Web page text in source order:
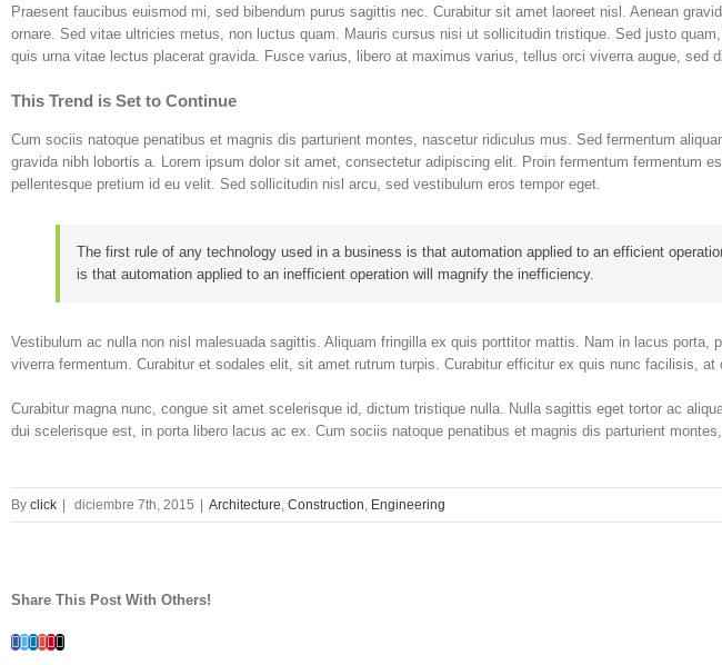
Praesent faucibus euismod mi, sed bibendum purus sagittis nec. Curabitur sit amet laoreet nisl. Aenean
ornare. Sed vitae ultricies metus, non luctus quam. Mauris cursus nisi ut sollicitudin tristique. Sed justo
quis urna vitae lectus placerat gravida. Fusce varius, libero at maximus varius, tellus orci viverra augue, sed
This Trend is Set to Continue
Cum sociis natoque penatibus et magnis dis parturient montes, nascetur ridiculus mus. Sed fermentum
gravida nibh lobortis a. Lorem ipsum dolor sit amet, consectetur adipiscing elit. Proin fermentum fermentum
pellentesque pretium id eu velit. Sed sollicitudin nisl arcu, sed vestibulum eros tempor eget.
The first rule of any technology used in a business is that automation applied to an efficient
is that automation applied to an inefficient operation will magnify the inefficiency.
Vestibulum ac nulla non nisl malesuada sagittis. Aliquam fringilla ex quis porttitor mattis. Nam in lacus porta,
viverra fermentum. Curabitur et sodales elit, sit amet rutrum turpis. Curabitur efficitur ex quis nunc facilisis, at
Curabitur magna nunc, congue sit amet scelerisque id, dictum tristique nulla. Nulla sagittis eget tortor ac
dui scelerisque est, in porta libero lacus ac ex. Cum sociis natoque penatibus et magnis dis parturient
By click diciembre 7th, 2015 Architecture, Construction, Engineering
Share This Post With Others!
Facebook
Twitter
Linkedin
Google+
Pinterest
Email